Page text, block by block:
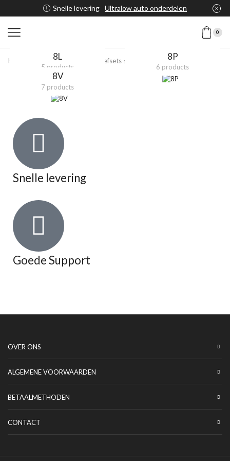
Snelle levering Ultralow auto onderdelen
0
Home H&R Deep Schroefsets
8L
5 products
8P
6 products
8V
7 products
Snelle levering
Goede Support
OVER ONS
ALGEMENE VOORWAARDEN
BETAALMETHODEN
CONTACT